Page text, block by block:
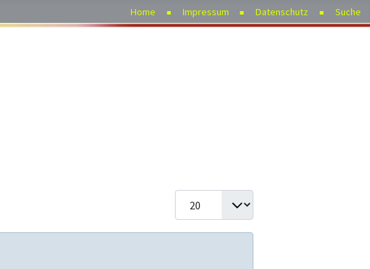
Home Impressum Datenschutz Suche